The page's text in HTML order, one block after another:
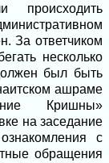
За ответчиком
несколько
был быть
ашраме
Кришны»
на заседание
с
обращения